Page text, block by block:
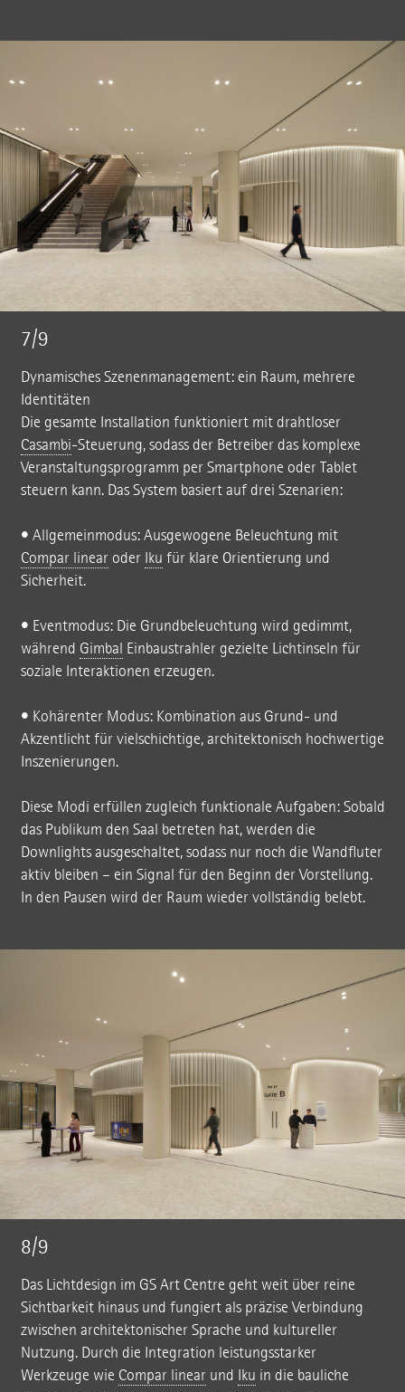
7/9
Dynamisches Szenenmanagement: ein Raum, mehrere
Identitäten
Die gesamte Installation funktioniert mit drahtloser
Casambi-Steuerung, sodass der Betreiber das komplexe
Veranstaltungsprogramm per Smartphone oder Tablet
steuern kann. Das System basiert auf drei Szenarien:
• Allgemeinmodus: Ausgewogene Beleuchtung mit
Compar linearoder Iku für klare Orientierung und
Sicherheit.
• Eventmodus: Die Grundbeleuchtung wird gedimmt,
während Gimbal Einbaustrahler gezielte Lichtinseln für
soziale Interaktionen erzeugen.
• Kohärenter Modus: Kombination aus Grund- und
Akzentlicht für vielschichtige, architektonisch hochwertige
Inszenierungen.
Diese Modi erfüllen zugleich funktionale Aufgaben: Sobald
das Publikum den Saal betreten hat, werden die
Downlights ausgeschaltet, sodass nur noch die Wandfluter
aktiv bleiben – ein Signal für den Beginn der Vorstellung.
In den Pausen wird der Raum wieder vollständig belebt.
8/9
Das Lichtdesign im GS Art Centre geht weit über reine
Sichtbarkeit hinaus und fungiert als präzise Verbindung
zwischen architektonischer Sprache und kultureller
Nutzung. Durch die Integration leistungsstarker
Werkzeuge wie Compar linearund Iku in die bauliche